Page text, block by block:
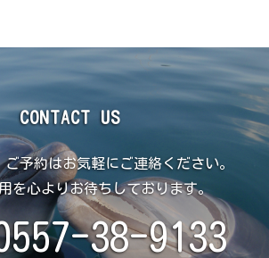
CONTACT US
ご予約はお気軽にご連絡ください。
を心よりお待ちしております。
38-9133